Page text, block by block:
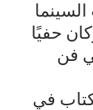
حفيًا
فن
في